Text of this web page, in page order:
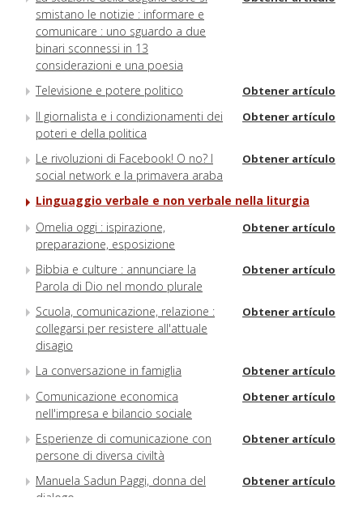
smistano le notizie : informare e
comunicare : uno sguardo a due
binari sconnessi in 13
considerazioni e una poesia
Televisione e potere politico Obtener artículo
Il giornalista e i condizionamenti dei
poteri e della politica
Obtener artículo
Le rivoluzioni di Facebook! O no? I
social network e la primavera araba
Obtener artículo
Linguaggio verbale e non verbale nella liturgia
Omelia oggi : ispirazione,
preparazione, esposizione
Obtener artículo
Bibbia e culture : annunciare la
Parola di Dio nel mondo plurale
Obtener artículo
Scuola, comunicazione, relazione :
collegarsi per resistere all'attuale
disagio
Obtener artículo
La conversazione in famiglia Obtener artículo
Comunicazione economica
nell'impresa e bilancio sociale
Obtener artículo
Esperienze di comunicazione con
persone di diversa civiltà
Obtener artículo
Manuela Sadun Paggi, donna del
dialogo
Obtener artículo